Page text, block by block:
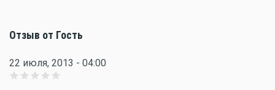
Отзыв от Гость
22 июля, 2013 - 04:00